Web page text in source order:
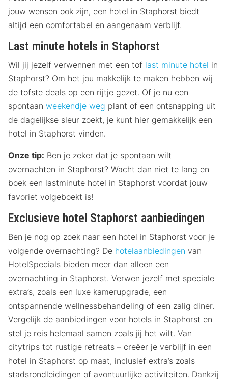
jouw wensen ook zijn, een hotel in Staphorst biedt
altijd een comfortabel en aangenaam verblijf.
Last minute hotels in Staphorst
Wil jij jezelf verwennen met een tof last minute hotel in
Staphorst? Om het jou makkelijk te maken hebben wij
de tofste deals op een rijtje gezet. Of je nu een
spontaan weekendje weg plant of een ontsnapping uit
de dagelijkse sleur zoekt, je kunt hier gemakkelijk een
hotel in Staphorst vinden.
Onze tip: Ben je zeker dat je spontaan wilt
overnachten in Staphorst? Wacht dan niet te lang en
boek een lastminute hotel in Staphorst voordat jouw
favoriet volgeboekt is!
Exclusieve hotel Staphorst aanbiedingen
Ben je nog op zoek naar een hotel in Staphorst voor je
volgende overnachting? De hotelaanbiedingen van
HotelSpecials bieden meer dan alleen een
overnachting in Staphorst. Verwen jezelf met speciale
extra’s, zoals een luxe kamerupgrade, een
ontspannende wellnessbehandeling of een zalig diner.
Vergelijk de aanbiedingen voor hotels in Staphorst en
stel je reis helemaal samen zoals jij het wilt. Van
citytrips tot rustige retreats – creëer je verblijf in een
hotel in Staphorst op maat, inclusief extra’s zoals
stadsrondleidingen of avontuurlijke activiteiten. Dankzij